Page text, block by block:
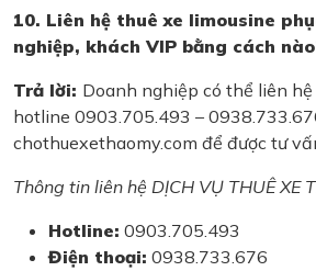
10. Liên hệ thuê xe limousine
nghiệp, khách VIP bằng cách
Trả lời: Doanh nghiệp có thể liên
hotline 0903.705.493 –
chothuexethaomy.com để được tư
Thông tin liên hệ DỊCH VỤ THUÊ XE
Hotline: 0903.705.493
Điện thoại: 0938.733.676